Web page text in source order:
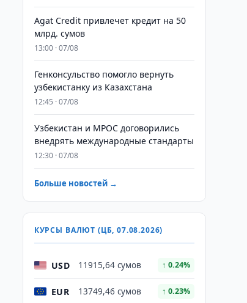
Agat Credit привлечет кредит на 50
млрд. сумов
13:00 · 07/08
Генконсульство помогло вернуть
узбекистанку из Казахстана
12:45 · 07/08
Узбекистан и MPOC договорились
внедрять международные стандарты
12:30 · 07/08
Больше новостей →
КУРСЫ ВАЛЮТ (ЦБ, 07.08.2026)
USD 11915,64 сумов ↑ 0.24%
EUR 13749,46 сумов ↑ 0.23%